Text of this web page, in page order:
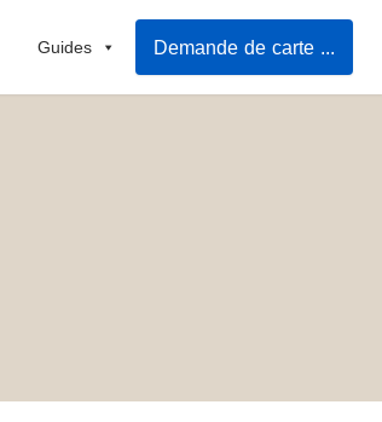
Guides Demande de carte grise en ligne